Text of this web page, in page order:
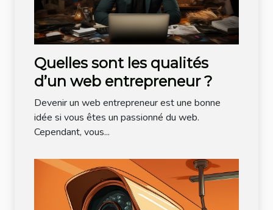
Quelles sont les qualités
d’un web entrepreneur ?
Devenir un web entrepreneur est une bonne
idée si vous êtes un passionné du web.
Cependant, vous...